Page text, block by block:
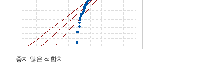
좋지 않은 적합치